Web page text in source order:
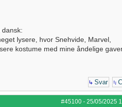
lysere, hvor Snehvide, Marvel,
kostume med mine åndelige
Svar
#45100 - 25/05/2025